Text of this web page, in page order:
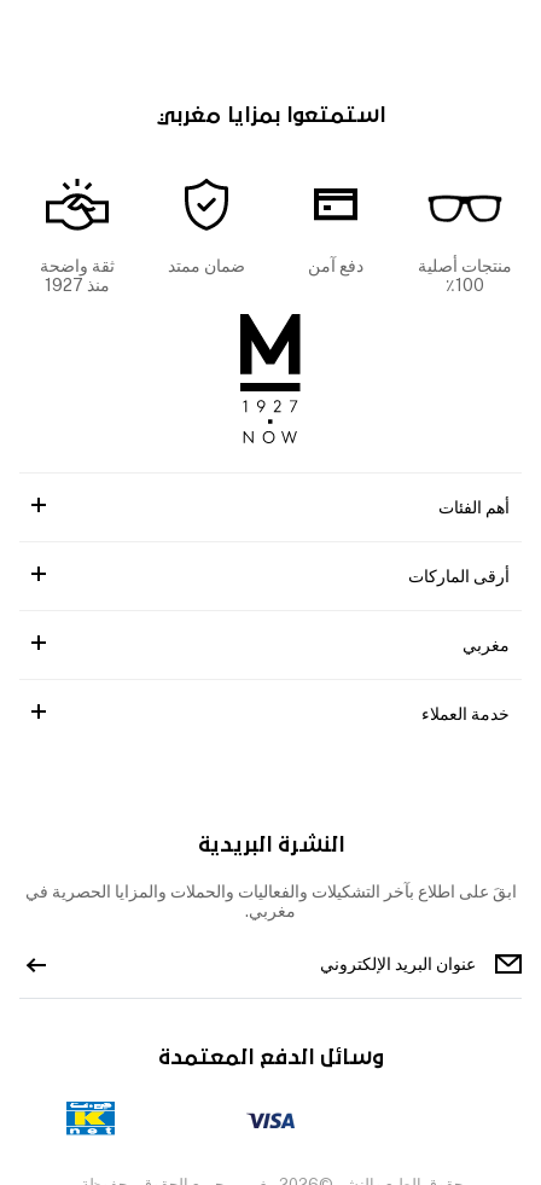
استمتعوا بمزايا مغربي
منتجات أصلية
100٪
دفع آمن ضمان ممتد
ثقة واضحة
منذ 1927
أهم الفئات
أرقى الماركات
مغربي
خدمة العملاء
النشرة البريدية
ابقَ على اطلاع بآخر التشكيلات والفعاليات والحملات والمزايا الحصرية في
مغربي.
وسائل الدفع المعتمدة